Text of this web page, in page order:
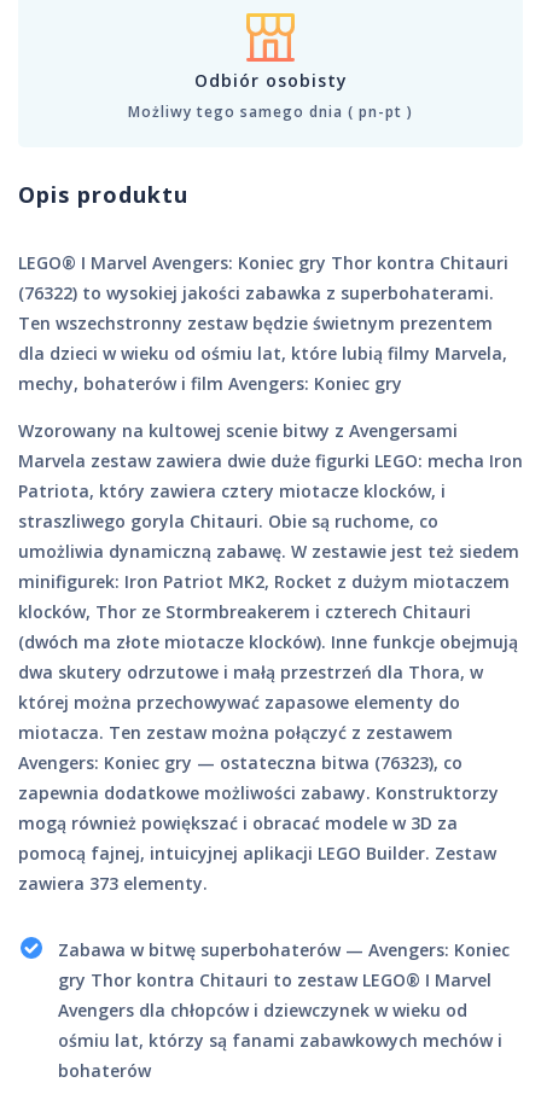
Odbiór osobisty
Możliwy tego samego dnia ( pn-pt )
Opis produktu
LEGO® ǀ Marvel Avengers: Koniec gry Thor kontra Chitauri
(76322) to wysokiej jakości zabawka z superbohaterami.
Ten wszechstronny zestaw będzie świetnym prezentem
dla dzieci w wieku od ośmiu lat, które lubią filmy Marvela,
mechy, bohaterów i film Avengers: Koniec gry
Wzorowany na kultowej scenie bitwy z Avengersami
Marvela zestaw zawiera dwie duże figurki LEGO: mecha Iron
Patriota, który zawiera cztery miotacze klocków, i
straszliwego goryla Chitauri. Obie są ruchome, co
umożliwia dynamiczną zabawę. W zestawie jest też siedem
minifigurek: Iron Patriot MK2, Rocket z dużym miotaczem
klocków, Thor ze Stormbreakerem i czterech Chitauri
(dwóch ma złote miotacze klocków). Inne funkcje obejmują
dwa skutery odrzutowe i małą przestrzeń dla Thora, w
której można przechowywać zapasowe elementy do
miotacza. Ten zestaw można połączyć z zestawem
Avengers: Koniec gry — ostateczna bitwa (76323), co
zapewnia dodatkowe możliwości zabawy. Konstruktorzy
mogą również powiększać i obracać modele w 3D za
pomocą fajnej, intuicyjnej aplikacji LEGO Builder. Zestaw
zawiera 373 elementy.
Zabawa w bitwę superbohaterów — Avengers: Koniec
gry Thor kontra Chitauri to zestaw LEGO® ǀ Marvel
Avengers dla chłopców i dziewczynek w wieku od
ośmiu lat, którzy są fanami zabawkowych mechów i
bohaterów